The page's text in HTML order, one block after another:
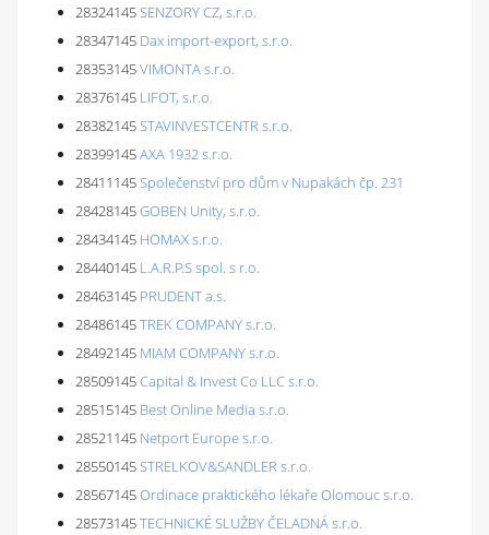
28324145SENZORY CZ, s.r.o.
28347145 Dax import-export, s.r.o.
28353145VIMONTA s.r.o.
28376145 LIFOT, s.r.o.
28382145STAVINVESTCENTR s.r.o.
28399145AXA 1932 s.r.o.
28411145Společenství pro dům v Nupakách čp. 231
28428145GOBEN Unity, s.r.o.
28434145 HOMAX s.r.o.
28440145 L.A.R.P.S spol. s r.o.
28463145 PRUDENT a.s.
28486145TREK COMPANY s.r.o.
28492145 MIAM COMPANY s.r.o.
28509145Capital & Invest Co LLC s.r.o.
28515145 Best Online Media s.r.o.
28521145 Netport Europe s.r.o.
28550145STRELKOV&SANDLER s.r.o.
28567145Ordinace praktického lékaře Olomouc s.r.o.
28573145TECHNICKÉ SLUŽBY ČELADNÁ s.r.o.